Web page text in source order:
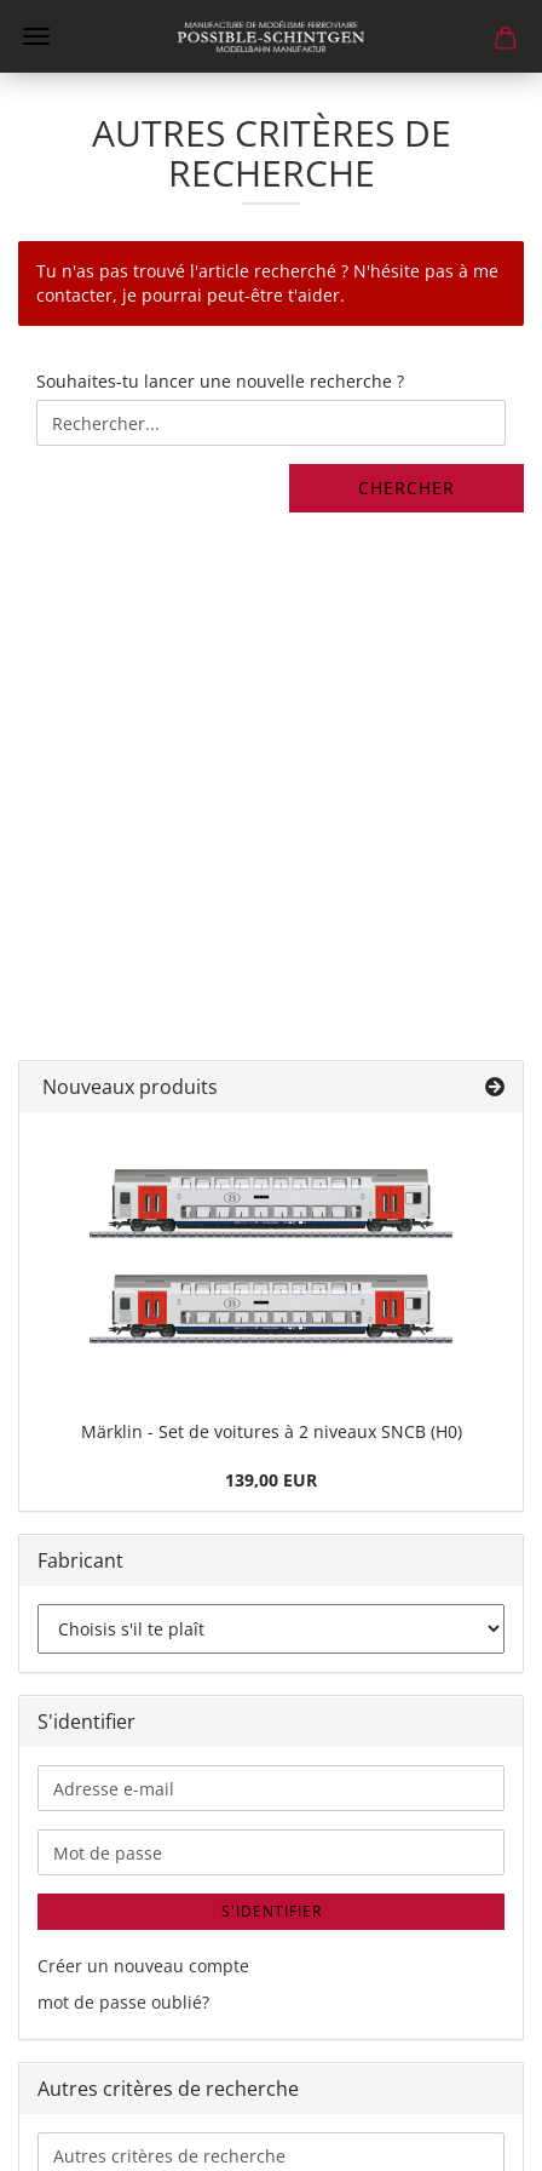
AUTRES CRITÈRES DE
RECHERCHE
Tu n'as pas trouvé l'article recherché ? N'hésite pas à me
contacter, je pourrai peut-être t'aider.
SOUHAITES-
TU
LANCER
UNE
Souhaites-tu lancer une nouvelle recherche ?
CHERCHER
Nouveaux produits
Märklin - Set de voitures à 2 niveaux SNCB (H0)
139,00 EUR
Fabricant
S'identifier
Adresse
e-
mail
Mot de passe
S'IDENTIFIER
Créer un nouveau compte
mot de passe oublié?
Autres critères de recherche